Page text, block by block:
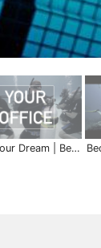
Live Your Dream | Become a Pro